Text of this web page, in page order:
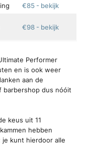
€85 - bekijk
€98 - bekijk
Performer
en is ook weer
aan de
barbershop dus nóóit
keus uit 11
hebben
kunt hierdoor alle